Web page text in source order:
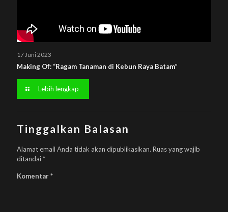
17 Juni 2023
Making Of: “Ragam Tanaman di Kebun Raya Batam”
Lebih lengkap
Tinggalkan Balasan
Alamat email Anda tidak akan dipublikasikan. Ruas yang wajib
ditandai*
Komentar*